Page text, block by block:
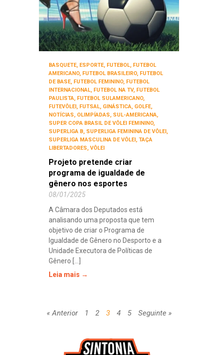
BASQUETE, ESPORTE, FUTEBOL, FUTEBOL
AMERICANO, FUTEBOL BRASILEIRO, FUTEBOL
DE BASE, FUTEBOL FEMININO, FUTEBOL
INTERNACIONAL, FUTEBOL NA TV, FUTEBOL
PAULISTA, FUTEBOL SULAMERICANO,
FUTEVÔLEI , FUTSAL, GINÁSTICA, GOLFE,
NOTÍCIAS, OLIMPÍADAS, SUL-AMERICANA,
SUPER COPA BRASIL DE VÔLEI FEMININO,
SUPERLIGA B, SUPERLIGA FEMININA DE VÔLEI ,
SUPERLIGA MASCULINA DE VÔLEI , TAÇA
LIBERTADORES, VÔLEI
Projeto pretende criar
programa de igualdade de
gênero nos esportes
08/01/2025
A Câmara dos Deputados está
analisando uma proposta que tem
objetivo de criar o Programa de
Igualdade de Gênero no Desporto e a
Unidade Executora de Políticas de
Gênero [...]
Leia mais →
« Anterior 1 2 3 4 5 Seguinte »